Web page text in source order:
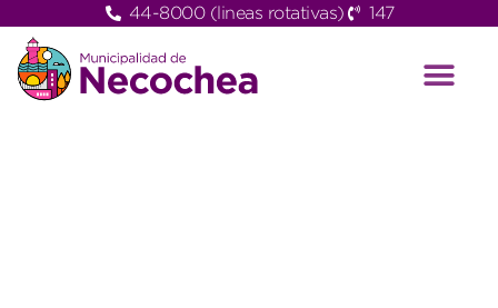
44-8000 (lineas rotativas) 147